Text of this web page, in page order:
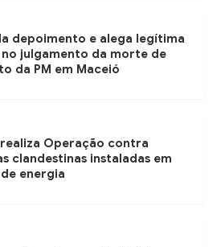
depoimento e alega legítima
julgamento da morte de
da PM em Maceió
realiza Operação contra
clandestinas instaladas em
energia